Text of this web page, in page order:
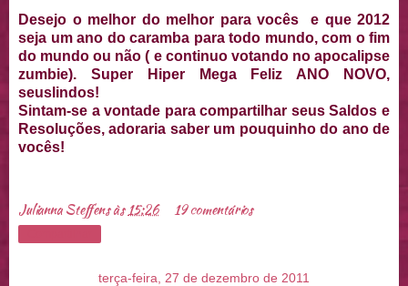
Desejo o melhor do melhor para vocês e que 2012
seja um ano do caramba para todo mundo, com o fim
do mundo ou não ( e continuo votando no apocalipse
zumbie). Super Hiper Mega Feliz ANO NOVO,
seuslindos!
Sintam-se a vontade para compartilhar seus Saldos e
Resoluções, adoraria saber um pouquinho do ano de
vocês!
Julianna Steffensàs 15:26 19 comentários
terça-feira, 27 de dezembro de 2011